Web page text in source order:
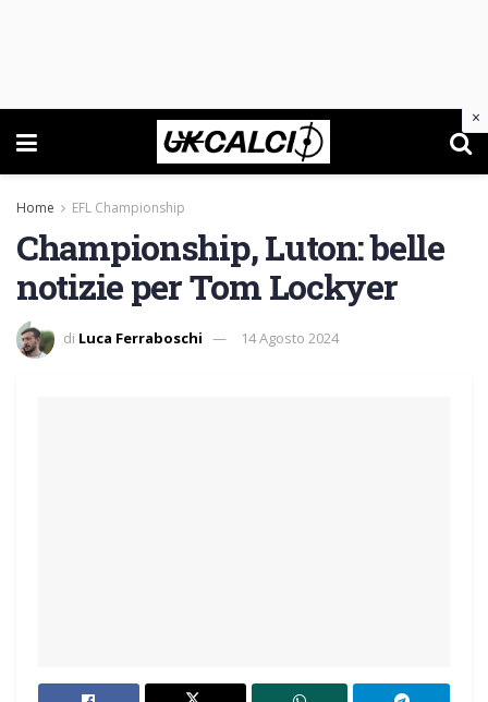
Home EFL Championship
Championship, Luton: belle
notizie per Tom Lockyer
di Luca Ferraboschi 14 Agosto 2024
×